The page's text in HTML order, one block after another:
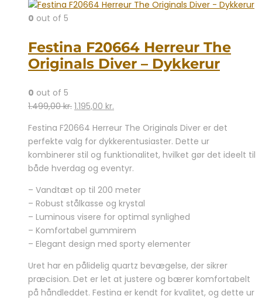
0 out of 5
Festina F20664 Herreur The
Originals Diver – Dykkerur
0 out of 5
1.499,00kr. Den
pris
var:
1.499,00 kr..
1.195,00 kr.
pris
er:
1.195,00 kr..
Festina F20664 Herreur The Originals Diver er det
perfekte valg for dykkerentusiaster. Dette ur
kombinerer stil og funktionalitet, hvilket gør det ideelt til
både hverdag og eventyr.
– Vandtæt op til 200 meter
– Robust stålkasse og krystal
– Luminous visere for optimal synlighed
– Komfortabel gummirem
– Elegant design med sporty elementer
Uret har en pålidelig quartz bevægelse, der sikrer
præcision. Det er let at justere og bærer komfortabelt
på håndleddet. Festina er kendt for kvalitet, og dette ur